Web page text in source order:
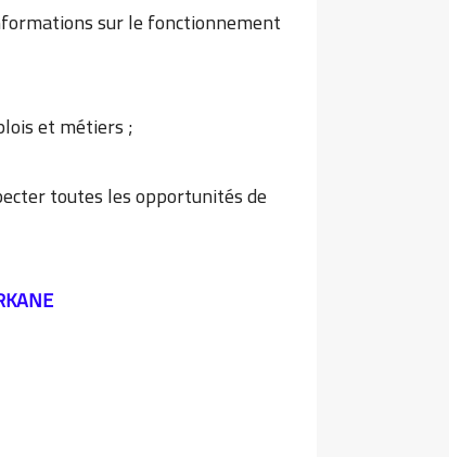
sur le fonctionnement
et métiers ;
toutes les opportunités de